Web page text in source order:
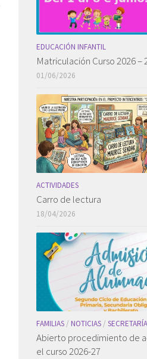
EDUCACIÓN INFANTIL
Matriculación Curso 2026 –
01/06/2026
ACTIVIDADES
Carro de lectura
18/04/2026
FAMILIAS / NOTICIAS / SECRETARÍA
Abierto procedimiento de
el curso 2026-27